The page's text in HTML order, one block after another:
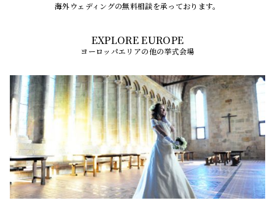
海外ウェディングの無料相談を承っております。
ヨーロッパエリアの他の挙式会場